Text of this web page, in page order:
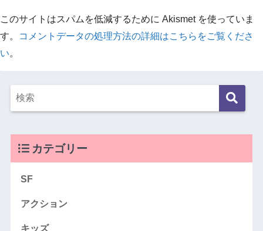
このサイトはスパムを低減するために Akismet を使っていま
す。
コメントデータの処理方法の詳細はこちらをご覧くださ
い。
カテゴリー
SF
アクション
キッズ